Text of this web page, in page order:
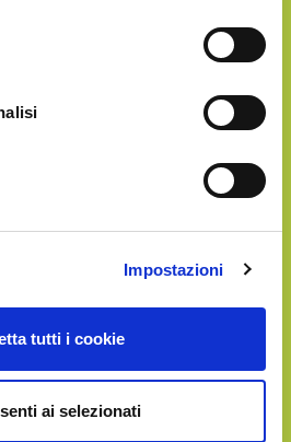
Impostazioni
tutti i cookie
ai selezionati
GOLD
€213.90